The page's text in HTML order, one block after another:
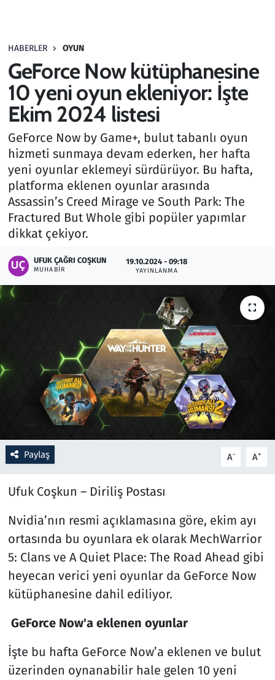
HABERLER OYUN
GeForce Now kütüphanesine
10 yeni oyun ekleniyor: İşte
Ekim 2024 listesi
GeForce Now by Game+, bulut tabanlı oyun
hizmeti sunmaya devam ederken, her hafta
yeni oyunlar eklemeyi sürdürüyor. Bu hafta,
platforma eklenen oyunlar arasında
Assassin’s Creed Mirage ve South Park: The
Fractured But Whole gibi popüler yapımlar
dikkat çekiyor.
UFUK ÇAĞRI COŞKUN
MUHABIR
19.10.2024 - 09:18
YAYINLANMA
Paylaş A- A+
Ufuk Coşkun – Diriliş Postası
Nvidia’nın resmi açıklamasına göre, ekim ayı
ortasında bu oyunlara ek olarak MechWarrior
5: Clans ve A Quiet Place: The Road Ahead gibi
heyecan verici yeni oyunlar da GeForce Now
kütüphanesine dahil ediliyor.
GeForce Now'a eklenen oyunlar
İşte bu hafta GeForce Now’a eklenen ve bulut
üzerinden oynanabilir hale gelen 10 yeni
Haber
Kültür Sanat
Kurumsal Haberler
Lezzet Durağı
Memur ve Kamu
Otomobil
Oyun
Ramazan
Rüya Tabirleri
Sağlık
Savunma Sanayi
Seçim 2023
Spor
Teknoloji ve Bilim
Televizyon